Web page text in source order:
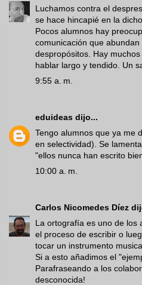
Luchamos contra el
se hace hincapié en la
Pocos alumnos hay
comunicación que
despropósitos. Hay
hablar largo y tendido. Un
9:55 a. m.
eduideas dijo...
Tengo alumnos que ya me
en selectividad). Se
"ellos nunca han escrito
10:00 a. m.
Carlos Nicomedes Díez
La ortografía es uno de los
el proceso de escribir o
tocar un instrumento
Si a esto añadimos el
Parafraseando a los
desconocida!